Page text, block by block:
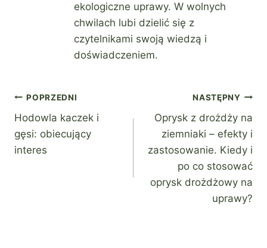
ekologiczne uprawy. W wolnych
chwilach lubi dzielić się z
czytelnikami swoją wiedzą i
doświadczeniem.
Nawigacja
wpisu
POPRZEDNI
Hodowla kaczek i
gęsi: obiecujący
interes
NASTĘPNY
Oprysk z drożdży na
ziemniaki – efekty i
zastosowanie. Kiedy i
po co stosować
oprysk drożdżowy na
uprawy?